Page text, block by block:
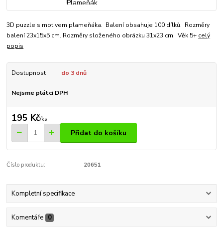
3D puzzle s motivem plameňáka. Balení obsahuje 100 dílků. Rozměry
balení 23x15x5 cm. Rozměry složeného obrázku 31x23 cm. Věk 5+ celý
popis
Dostupnost do 3 dnů
Nejsme plátci DPH
195 Kč/ks
Přidat do košíku
Číslo produktu: 20651
Kompletní specifikace
Komentáře 0